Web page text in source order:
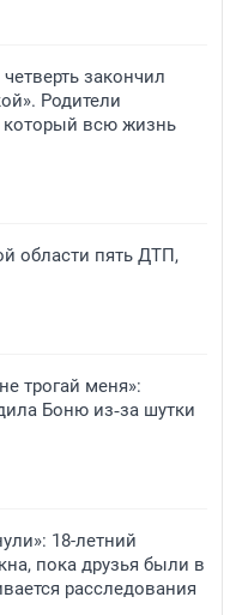
закончил
Родители
который всю жизнь
области пять ДТП,
трогай меня»:
Боню из‑за шутки
18-летний
пока друзья были в
расследования